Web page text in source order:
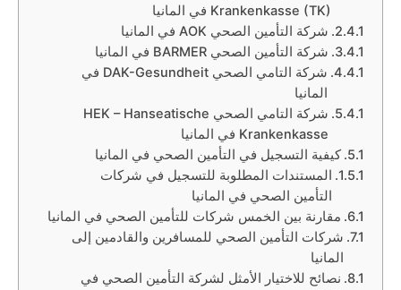
Krankenkasse (TK) في المانيا
شركة التأمين الصحي AOK في المانيا
شركة التأمين الصحي BARMER في المانيا
شركة التامي الصحي DAK-Gesundheit في
المانيا
شركة التامي الصحي HEK – Hanseatische
Krankenkasse في المانيا
كيفية التسجيل في التأمين الصحي في المانيا
المستندات المطلوبة للتسجيل في شركات
التأمين الصحي في المانيا
مقارنة بين الخمس شركات للتأمين الصحي في المانيا
شركات التأمين الصحي للمسافرين والقادمين إلى
المانيا
نصائح للاختيار الأمثل لشركة التأمين الصحي في